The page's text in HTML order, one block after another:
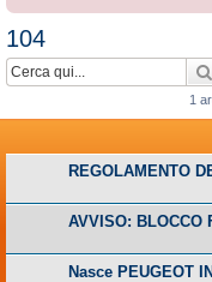
104
1
REGOLAMENTO
AVVISO: BLOCCO
Nasce PEUGEOT